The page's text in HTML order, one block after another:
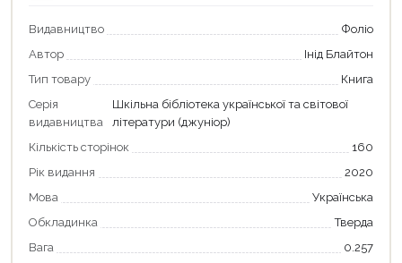
Видавництво
Фоліо
Автор
Інід Блайтон
Тип товару
Книга
Серія
видавництва
Шкільна бібліотека української та світової
літератури (джуніор)
Кількість сторінок
160
Рік видання
2020
Мова
Українська
Обкладинка
Тверда
Вага
0.257
Оформити замовлення